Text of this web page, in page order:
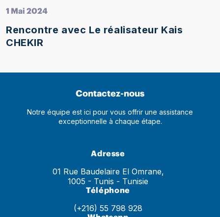
1 Mai 2024
Rencontre avec Le réalisateur Kais
CHEKIR
Contactez-nous
Notre équipe est ici pour vous offrir une assistance
exceptionnelle à chaque étape.
Adresse
01 Rue Baudelaire El Omrane,
1005 - Tunis - Tunisie
Téléphone
(+216) 55 798 928